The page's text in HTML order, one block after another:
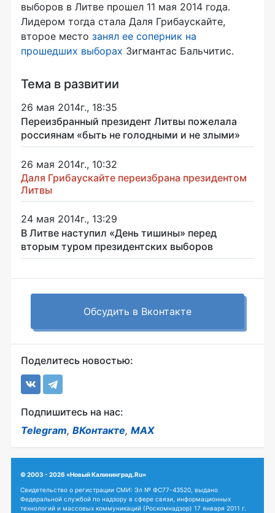
выборов в Литве прошел 11 мая 2014 года.
Лидером тогда стала Даля Грибаускайте,
второе место занял ее соперник на
прошедших выборах Зигмантас Бальчитис.
Тема в развитии
26 мая 2014г., 18:35
Переизбранный президент Литвы пожелала
россиянам «быть не голодными и не злыми»
26 мая 2014г., 10:32
Даля Грибаускайте переизбрана президентом
Литвы
24 мая 2014г., 13:29
В Литве наступил «День тишины» перед
вторым туром президентских выборов
Обсудить в Вконтакте
Поделитесь новостью:
Подпишитесь на нас:
Telegram, ВКонтакте, MAX
© 2003 - 2026 «Новый Калининград.Ru»
Свидетельство о регистрации СМИ: Эл № ФС77-43520, выдано
Федеральной службой по надзору в сфере связи, информационных
технологий и массовых коммуникаций (Роскомнадзор) 17 января 2011 г.